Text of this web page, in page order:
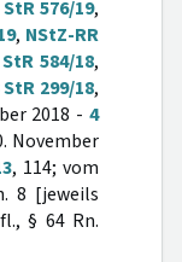
StR 576/19,
, NStZ-RR
584/18,
StR 299/18,
2018 -4
November
, 114; vom
8 [jeweils
§ 64 Rn.